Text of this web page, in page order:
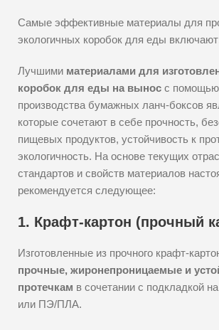
Самые эффективные материалы для
экологичных коробок для еды
Лучшими материалами для
коробок для еды на вынос с
производства бумажных ланч-боксов
которые сочетают в себе прочность,
пищевых продуктов, устойчивость к
экологичность. На основе текущих
стандартов и свойств материалов
рекомендуется следующее:
1. Крафт-картон (прочный
Изготовленные из прочного крафт-
прочные, жиронепроницаемые и
протечкам в сочетании с подкладкой
или ПЭ/ПЛА.